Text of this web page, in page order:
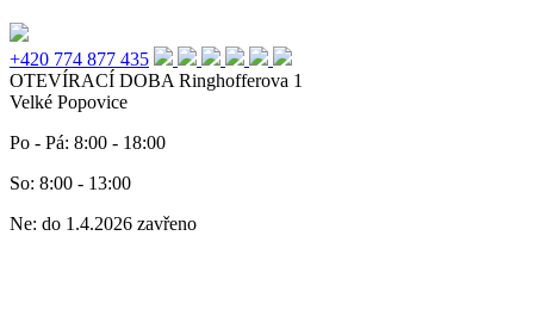
+420 774 877 435
OTEVÍRACÍ DOBA Ringhofferova 1
Velké Popovice
Po - Pá: 8:00 - 18:00
So: 8:00 - 13:00
Ne: do 1.4.2026 zavřeno